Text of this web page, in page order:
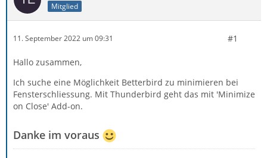
Mitglied
11. September 2022 um 09:31 #1
Hallo zusammen,
Ich suche eine Möglichkeit Betterbird zu minimieren bei
Fensterschliessung. Mit Thunderbird geht das mit 'Minimize
on Close' Add-on.
Danke im voraus